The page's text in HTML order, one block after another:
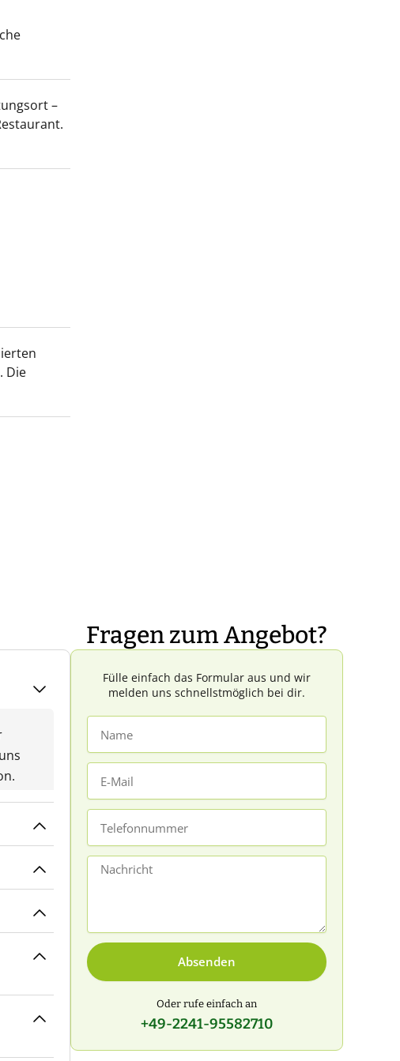
–
Die
so
Fragen zum Angebot?
Fülle einfach das Formular aus und wir
melden uns schnellstmöglich bei dir.
Mail
Nachricht
Absenden
Oder rufe einfach an
+49-2241-95582710